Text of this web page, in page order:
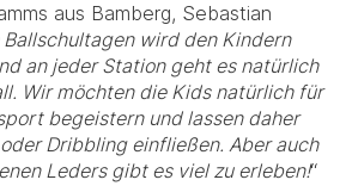
aus Bamberg, Sebastian
Ballschultagen wird den Kindern
an jeder Station geht es natürlich
Wir möchten die Kids natürlich für
begeistern und lassen daher
Dribbling einfließen. Aber auch
Leders gibt es viel zu erleben!“